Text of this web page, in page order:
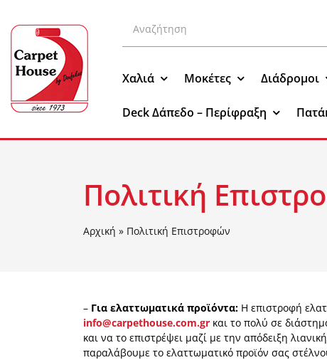
περιεχόμενο
για:
Χαλιά Μοκέτες Διάδρομοι
Deck Δάπεδο – Περίφραξη
Πολιτική
Αρχική » Πολιτική Επιστροφών
– Για ελαττωματικά προϊόντα: Η επιστροφή
info@carpethouse.com.gr και το πολύ σε
και να το επιστρέψει μαζί με την απόδειξη
παραλάβουμε το ελαττωματικό προϊόν σας